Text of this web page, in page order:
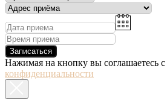
Записаться
Нажимая на кнопку вы соглашаетесь с
конфиденциальности